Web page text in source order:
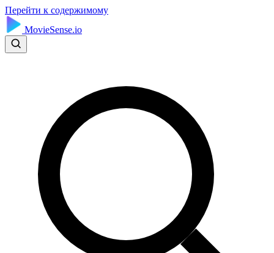
Перейти к содержимому
MovieSense.io